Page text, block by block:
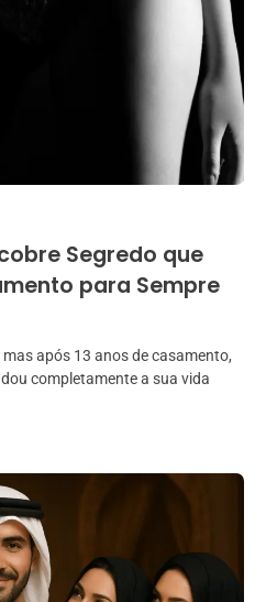
Segredo que
para Sempre
após 13 anos de casamento,
completamente a sua vida